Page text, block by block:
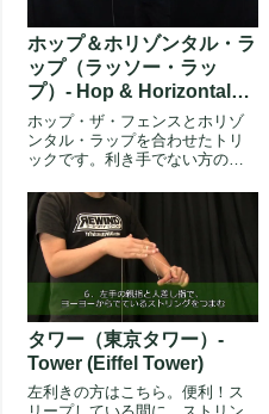
ホップ＆ホリゾンタル・ラ
ップ（ラッソー・ラッ
プ）- Hop & Horizontal
Wrap (Hop & Lasso
Wrap)
ホップ・ザ・フェンスとホリゾ
ンタル・ラップを合わせたトリ
ックです。利き手でない方の手
ホリゾン...
タワー（東京タワー）-
Tower (Eiffel Tower)
左利きの方はこちら。便利！ス